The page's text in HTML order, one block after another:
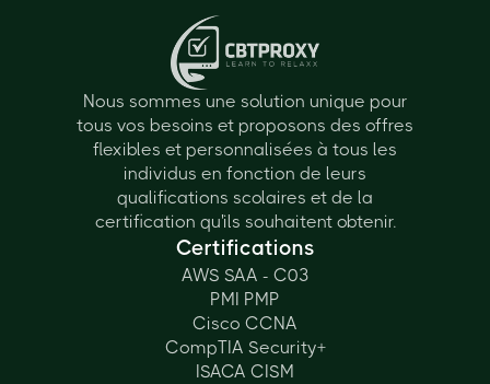
Nous sommes une solution unique pour
tous vos besoins et proposons des offres
flexibles et personnalisées à tous les
individus en fonction de leurs
qualifications scolaires et de la
certification qu'ils souhaitent obtenir.
Certifications
AWS SAA - C03
PMI PMP
Cisco CCNA
CompTIA Security+
ISACA CISM